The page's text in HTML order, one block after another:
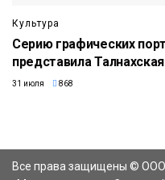
Культура
Серию графических
представила
31 июля 868
Все права защищены © ООО